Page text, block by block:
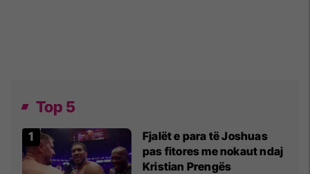
Top 5
Fjalët e para të Joshuas
pas fitores me nokaut ndaj
Kristian Prengës